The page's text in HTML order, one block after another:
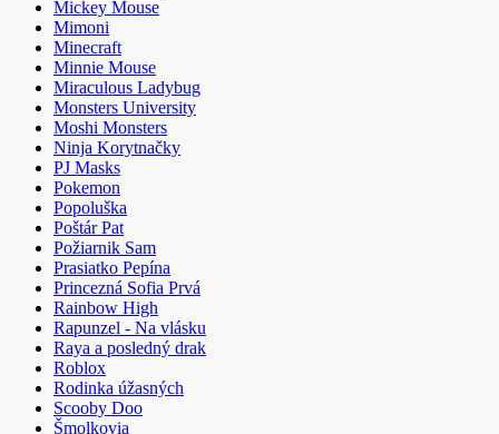
Mickey Mouse
Mimoni
Minecraft
Minnie Mouse
Miraculous Ladybug
Monsters University
Moshi Monsters
Ninja Korytnačky
PJ Masks
Pokemon
Popoluška
Poštár Pat
Požiarnik Sam
Prasiatko Pepína
Princezná Sofia Prvá
Rainbow High
Rapunzel - Na vlásku
Raya a posledný drak
Roblox
Rodinka úžasných
Scooby Doo
Šmolkovia